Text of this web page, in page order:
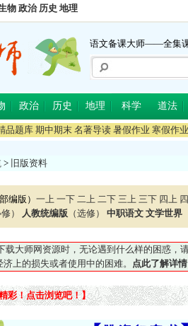
物 政治 历史 地理
语文备课大师——全集
政治 历史 地理 科学 道法
品题库 期中期末 名著导读 暑假作业 寒假作业
> 旧版资料
编版） 一上 一下 二上 二下 三上 三下 四上
） 人教统编版 （选修） 中职语文 文学世界
载大师网资源时，无论遇到什么样的困惑，
上的损失或者使用中的困难。 点此了解详情
彩！点击浏览吧！】